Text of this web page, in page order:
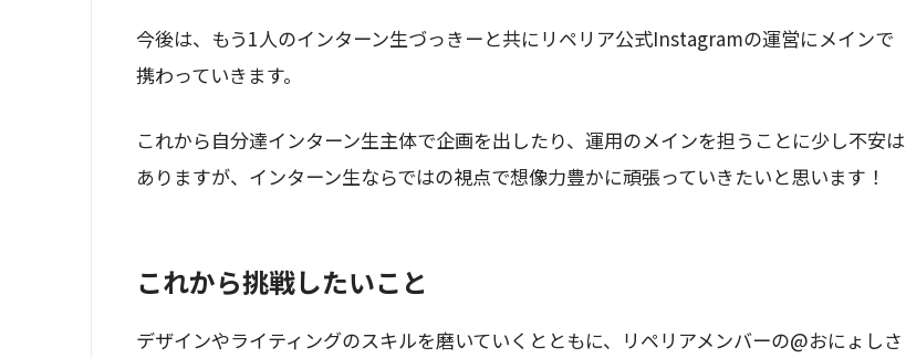
今後は、もう1人のインターン生づっきーと共にリペリア公式Instagramの運営にメインで
携わっていきます。
これから自分達インターン生主体で企画を出したり、運用のメインを担うことに少し不安は
ありますが、インターン生ならではの視点で想像力豊かに頑張っていきたいと思います！
これから挑戦したいこと
デザインやライティングのスキルを磨いていくとともに、リペリアメンバーの@おにょしさ